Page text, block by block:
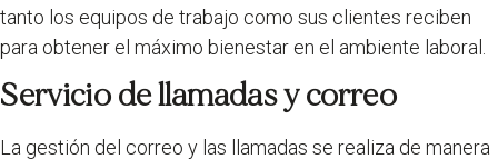
tanto los equipos de trabajo como sus clientes reciben
para obtener el máximo bienestar en el ambiente laboral.
Servicio de llamadas y correo
La gestión del correo y las llamadas se realiza de manera